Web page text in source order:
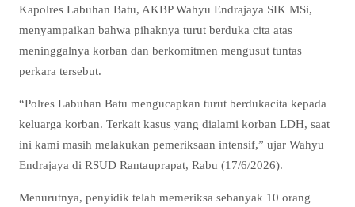
Kapolres Labuhan Batu, AKBP Wahyu Endrajaya SIK MSi,
menyampaikan bahwa pihaknya turut berduka cita atas
meninggalnya korban dan berkomitmen mengusut tuntas
perkara tersebut.
“Polres Labuhan Batu mengucapkan turut berdukacita kepada
keluarga korban. Terkait kasus yang dialami korban LDH, saat
ini kami masih melakukan pemeriksaan intensif,” ujar Wahyu
Endrajaya di RSUD Rantauprapat, Rabu (17/6/2026).
Menurutnya, penyidik telah memeriksa sebanyak 10 orang